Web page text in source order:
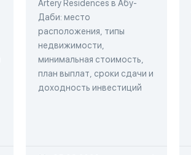
Artery Residences в Абу-
Даби: место
расположения, типы
недвижимости,
минимальная стоимость,
план выплат, сроки сдачи и
доходность инвестиций